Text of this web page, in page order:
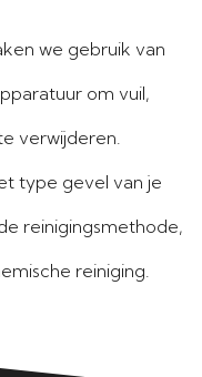
we gebruik van
om vuil,
verwijderen.
type gevel van je
reinigingsmethode,
reiniging.